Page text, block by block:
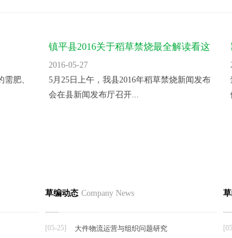
肥、
镇平县2016关于稻草禁烧最全解读看这
里。
2016-05-27
5月25日上午，我县2016年稻草禁烧新闻发布
会在县新闻发布厅召开...
的，夜
2016-05-27
一、品种选择夏秋反季节栽培香菜，宜选用耐
湿热、耐病、抗逆...
草支垫
草棒
草编动态 Company News
[05-25] 大件物流运营与组织问题研究